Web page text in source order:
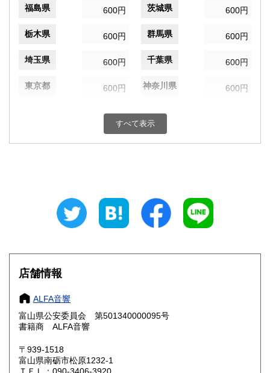
福島県 600円 茨城県 600円
栃木県 600円 群馬県 600円
埼玉県 600円 千葉県 600円
東京都 600円 神奈川県 600円
600円 富山県
600円 三重県
大阪府
奈良県
鳥取県 600円 島根県
岡山県
すべて表示
店舗情報
ALFA音響
富山県公安委員会 第501340000095号
書籍商 ALFA音響
〒939-1518
富山県南砺市松原1232-1